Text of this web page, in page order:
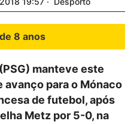
8 anos
manteve este
avanço para o Mónaco
de futebol, após
Metz por 5-0, na